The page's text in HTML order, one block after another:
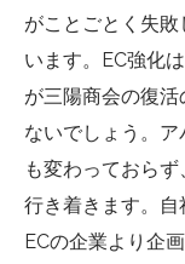
がことごとく失
います。EC強化
が三陽商会の復
ないでしょう。
も変わっておら
行き着きます。自
ECの企業より企